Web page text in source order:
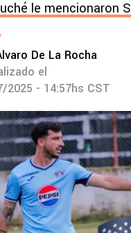
le mencionaron
De La Rocha
el
2025 - 14:57hs CST